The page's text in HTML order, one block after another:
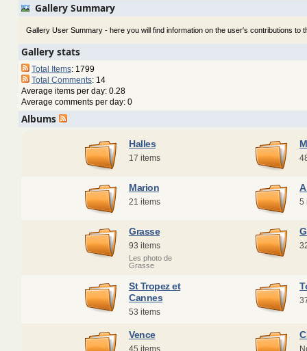
Gallery Summary
Gallery User Summary - here you will find information on the user's contributions to
Gallery stats
Total Items: 1799
Total Comments: 14
Average items per day: 0.28
Average comments per day: 0
Albums
Halles
17 items
Marion
21 items 5
Grasse
93 items
Les photo de
Grasse
St Tropez et
Cannes
53 items
Vence
45 items